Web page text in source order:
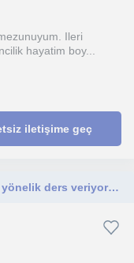
Ileri
hayatim boy...
iletişime geç
İlköğretim ve özel eğitim öğrencilerine yönelik ders veriyorum.İlk Dersim'de öğrencinin performansını değerlenddiriyorum